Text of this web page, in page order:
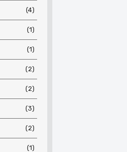
(4)
(1)
(1)
(2)
(2)
(3)
(2)
(1)